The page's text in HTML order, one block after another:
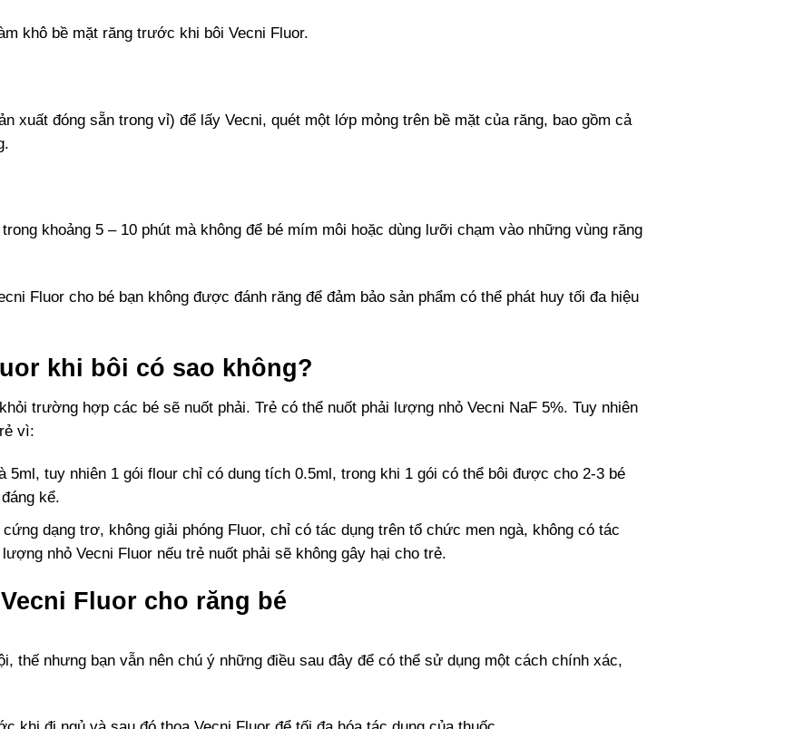
khô bề mặt răng trước khi bôi Vecni Fluor.
xuất đóng sẵn trong vỉ) để lấy Vecni, quét một lớp mỏng trên bề mặt của răng, bao gồm cả
khoảng 5 – 10 phút mà không để bé mím môi hoặc dùng lưỡi chạm vào những vùng răng
Fluor cho bé bạn không được đánh răng để đảm bảo sản phẩm có thể phát huy tối đa hiệu
khi bôi có sao không?
trường hợp các bé sẽ nuốt phải. Trẻ có thể nuốt phải lượng nhỏ Vecni NaF 5%. Tuy nhiên
vì:
5ml, tuy nhiên 1 gói flour chỉ có dung tích 0.5ml, trong khi 1 gói có thể bôi được cho 2-3 bé
kể.
dạng trơ, không giải phóng Fluor, chỉ có tác dụng trên tổ chức men ngà, không có tác
nhỏ Vecni Fluor nếu trẻ nuốt phải sẽ không gây hại cho trẻ.
Fluor cho răng bé
thế nhưng bạn vẫn nên chú ý những điều sau đây để có thể sử dụng một cách chính xác,